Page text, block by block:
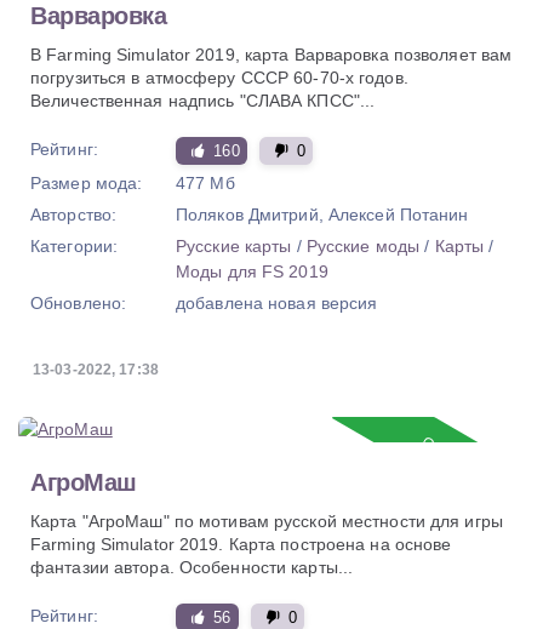
Варваровка
В Farming Simulator 2019, карта Варваровка позволяет вам
погрузиться в атмосферу СССР 60-70-х годов.
Величественная надпись "СЛАВА КПСС"...
Рейтинг: 160 0
Размер мода:
477 Мб
Авторство:
Поляков Дмитрий, Алексей Потанин
Категории:
Русские карты / Русские моды / Карты /
Моды для FS 2019
Обновлено:
добавлена новая версия
13-03-2022, 17:38
АгроМаш
Карта "АгроМаш" по мотивам русской местности для игры
Farming Simulator 2019. Карта построена на основе
фантазии автора. Особенности карты...
Рейтинг: 56 0